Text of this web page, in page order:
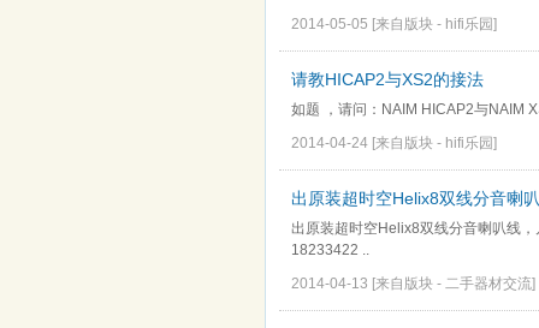
2014-05-05 [来自版块 - hifi乐园]
请教HICAP2与XS2的接法
如题 ，请问：NAIM HICAP2与NAIM
2014-04-24 [来自版块 - hifi乐园]
出原装超时空Helix8双线分音喇
出原装超时空Helix8双线分音喇叭线
18233422 ..
2014-04-13 [来自版块 - 二手器材交流]